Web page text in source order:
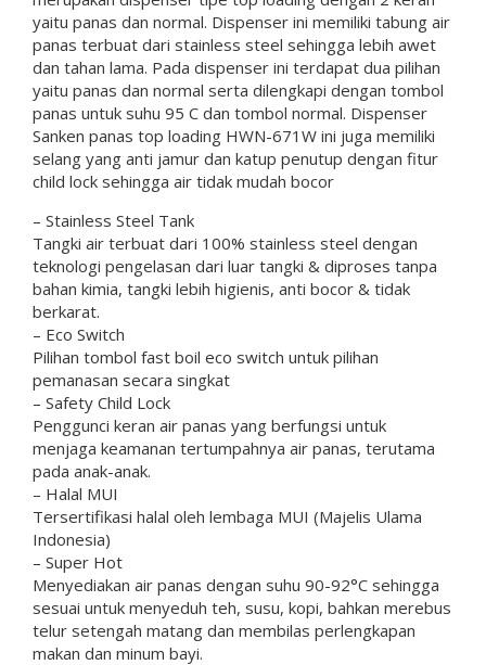
yaitu panas dan normal. Dispenser ini memiliki tabung air
panas terbuat dari stainless steel sehingga lebih awet
dan tahan lama. Pada dispenser ini terdapat dua pilihan
yaitu panas dan normal serta dilengkapi dengan tombol
panas untuk suhu 95 C dan tombol normal. Dispenser
Sanken panas top loading HWN-671W ini juga memiliki
selang yang anti jamur dan katup penutup dengan fitur
child lock sehingga air tidak mudah bocor
– Stainless Steel Tank
Tangki air terbuat dari 100% stainless steel dengan
teknologi pengelasan dari luar tangki & diproses tanpa
bahan kimia, tangki lebih higienis, anti bocor & tidak
berkarat.
– Eco Switch
Pilihan tombol fast boil eco switch untuk pilihan
pemanasan secara singkat
– Safety Child Lock
Penggunci keran air panas yang berfungsi untuk
menjaga keamanan tertumpahnya air panas, terutama
pada anak-anak.
– Halal MUI
Tersertifikasi halal oleh lembaga MUI (Majelis Ulama
Indonesia)
– Super Hot
Menyediakan air panas dengan suhu 90-92°C sehingga
sesuai untuk menyeduh teh, susu, kopi, bahkan merebus
telur setengah matang dan membilas perlengkapan
makan dan minum bayi.